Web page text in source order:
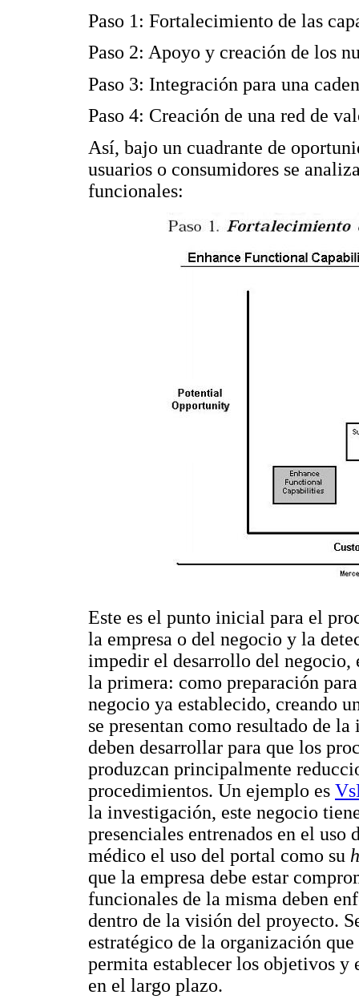
Paso 1: Fortalecimiento de las
Paso 2: Apoyo y creación de los
Paso 3: Integración para una
Paso 4: Creación de una red de
Así, bajo un cuadrante de
usuarios o consumidores se
funcionales:
Este es el punto inicial para el
la empresa o del negocio y la
impedir el desarrollo del negocio,
la primera: como preparación
negocio ya establecido, creando
se presentan como resultado de
deben desarrollar para que los
produzcan principalmente
procedimientos. Un ejemplo es
la investigación, este negocio
presenciales entrenados en el uso
médico el uso del portal como su
que la empresa debe estar
funcionales de la misma deben
dentro de la visión del proyecto.
estratégico de la organización
permita establecer los objetivos y
en el largo plazo.